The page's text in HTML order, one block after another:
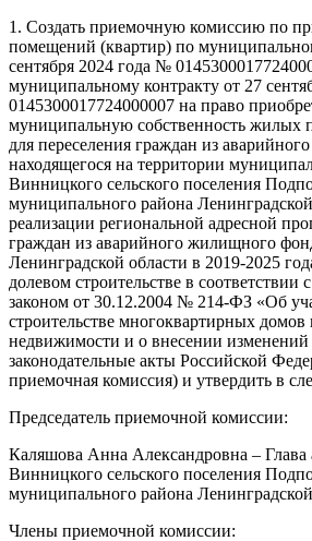
1. Создать приемочную комиссию по
помещений (квартир) по
сентября 2024 года №
муниципальному контракту от 27
0145300017724000007 на право
муниципальную собственность жилых
для переселения граждан из
находящегося на территории
Винницкого сельского поселения
муниципального района
реализации региональной адресной
граждан из аварийного жилищного
Ленинградской области в 2019-2025
долевом строительстве в
законом от 30.12.2004 № 214-ФЗ «Об
строительстве многоквартирных
недвижимости и о внесении изменений
законодательные акты Российской
приемочная комиссия) и утвердить в
Председатель приемочной комиссии:
Каляшова Анна Александровна – Глава
Винницкого сельского поселения
муниципального района
Члены приемочной комиссии: